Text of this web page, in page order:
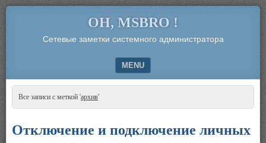
OH, MSBRO !
Сетевые заметки системного администратора
MENU
SKIP TO CONTENT
Все записи с меткой 'архив'
Отключение и подключение личных